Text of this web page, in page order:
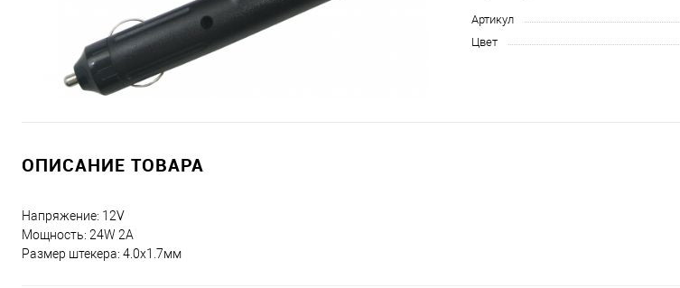
Артикул
Цвет
ОПИСАНИЕ ТОВАРА
Напряжение: 12V
Мощность: 24W 2A
Размер штекера: 4.0x1.7мм